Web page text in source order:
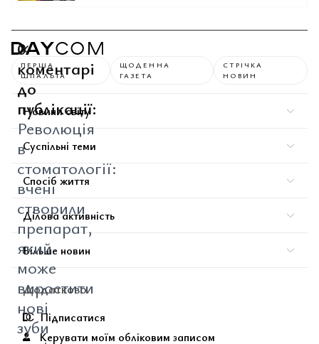
0
коментарі
до
публікації:
Революція
в
стоматології:
вчені
створили
препарат,
який
може
виростити
нові
зуби
ПЕРША
ШПАЛЬТА
ЩОДЕННА
ГАЗЕТА
СТРІЧКА
НОВИН
Новини світу
Суспільні теми
Спосіб життя
Ділова активність
Більше новин
Додатково
Підписатися
Керувати моїм обліковим записом